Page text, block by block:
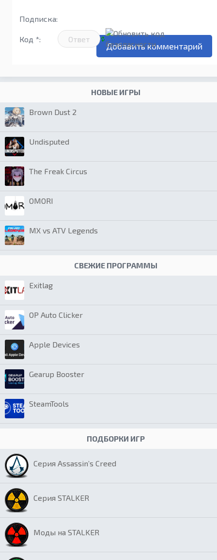
Подписка:
Код *:
НОВЫЕ ИГРЫ
Brown Dust 2
Undisputed
The Freak Circus
OMORI
MX vs ATV Legends
СВЕЖИЕ ПРОГРАММЫ
Exitlag
OP Auto Clicker
Apple Devices
Gearup Booster
SteamTools
ПОДБОРКИ ИГР
Серия Assassin’s Creed
Серия STALKER
Моды на STALKER